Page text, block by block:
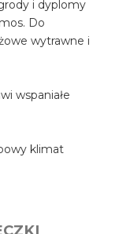
i dyplomy
Do
wytrawne i
wspaniałe
klimat